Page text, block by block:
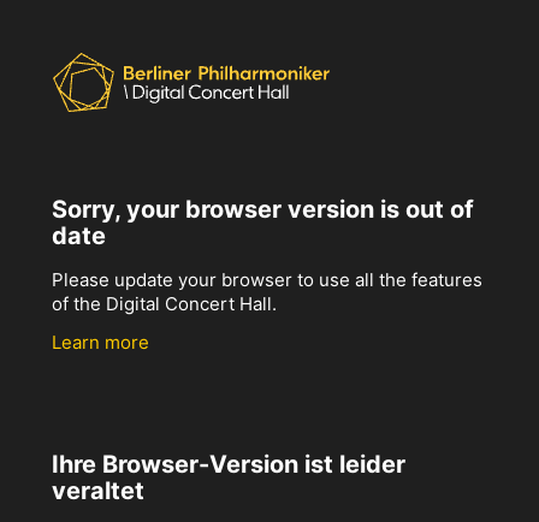
Sorry, your browser version is out of
date
Please update your browser to use all the features
of the Digital Concert Hall.
Learn more
Ihre Browser-Version ist leider
veraltet